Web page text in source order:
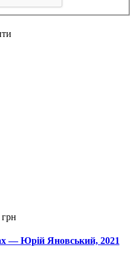
— Юрій Яновський, 2021